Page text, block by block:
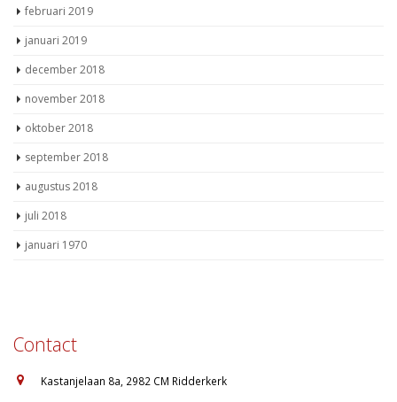
februari 2019
januari 2019
december 2018
november 2018
oktober 2018
september 2018
augustus 2018
juli 2018
januari 1970
Contact
Kastanjelaan 8a, 2982 CM Ridderkerk